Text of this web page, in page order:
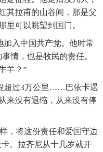
其拉甫的山谷间，那是父
里可以眺望到国门。
入中国共产党。他时常
情，也是牧民的责任。
羊？”
过3万公里……巴依卡遇
来没有退缩，从来没有停
将这份责任和爱国守边
。拉齐尼从十几岁就开